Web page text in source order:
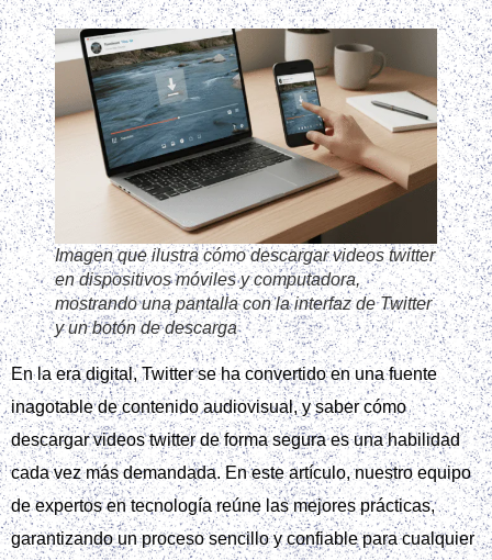
Imagen que ilustra cómo descargar videos twitter
en dispositivos móviles y computadora,
mostrando una pantalla con la interfaz de Twitter
y un botón de descarga
En la era digital, Twitter se ha convertido en una fuente
inagotable de contenido audiovisual, y saber cómo
descargar videos twitter de forma segura es una habilidad
cada vez más demandada. En este artículo, nuestro equipo
de expertos en tecnología reúne las mejores prácticas,
garantizando un proceso sencillo y confiable para cualquier